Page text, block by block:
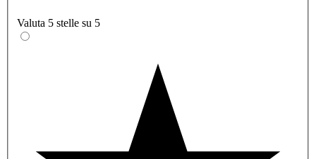
Valuta 5 stelle su 5